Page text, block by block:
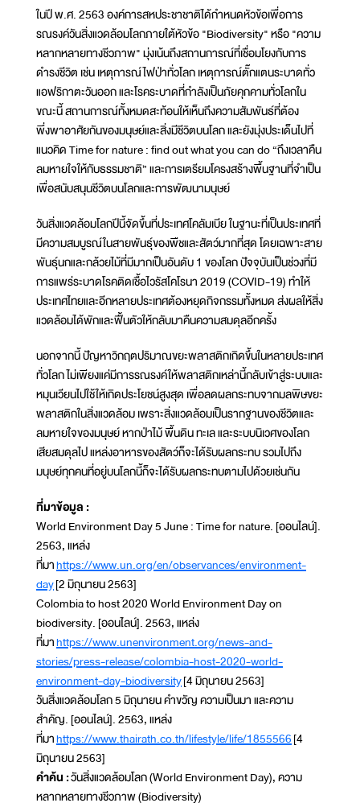
ในปี พ.ศ. 2563 องค์การสหประชาชาติได้กำหนดหัวข้อเพื่อการ
รณรงค์วันสิ่งแวดล้อมโลกภายใต้หัวข้อ "Biodiversity" หรือ "ความ
หลากหลายทางชีวภาพ" มุ่งเน้นถึงสถานการณ์ที่เชื่อมโยงกับการ
ดำรงชีวิต เช่น เหตุการณ์ไฟป่าทั่วโลก เหตุการณ์ตั๊กแตนระบาดทั่ว
แอฟริกาตะวันออก และโรคระบาดที่กำลังเป็นภัยคุกคามทั่วโลกใน
ขณะนี้ สถานการณ์ทั้งหมดสะท้อนให้เห็นถึงความสัมพันธ์ที่ต้อง
พึ่งพาอาศัยกันของมนุษย์และสิ่งมีชีวิตบนโลก และยังมุ่งประเด็นไปที่
แนวคิด Time for nature : find out what you can do “ถึงเวลาคืน
ลมหายใจให้กับธรรมชาติ” และการเตรียมโครงสร้างพื้นฐานที่จำเป็น
เพื่อสนับสนุนชีวิตบนโลกและการพัฒนามนุษย์
วันสิ่งแวดล้อมโลกปีนี้จัดขึ้นที่ประเทศโคลัมเบีย ในฐานะที่เป็นประเทศที่
มีความสมบูรณ์ในสายพันธุ์ของพืชและสัตว์มากที่สุด โดยเฉพาะสาย
พันธุ์นกและกล้วยไม้ที่มีมากเป็นอันดับ 1 ของโลก ปัจจุบันเป็นช่วงที่มี
การแพร่ระบาดโรคติดเชื้อไวรัสโคโรนา 2019 (COVID-19) ทำให้
ประเทศไทยและอีกหลายประเทศต้องหยุดกิจกรรมทั้งหมด ส่งผลให้สิ่ง
แวดล้อมได้พักและฟื้นตัวให้กลับมาคืนความสมดุลอีกครั้ง
นอกจากนี้ ปัญหาวิกฤตปริมาณขยะพลาสติกเกิดขึ้นในหลายประเทศ
ทั่วโลก ไม่เพียงแค่มีการรณรงค์ให้พลาสติกเหล่านี้กลับเข้าสู่ระบบและ
หมุนเวียนไปใช้ให้เกิดประโยชน์สูงสุด เพื่อลดผลกระทบจากมลพิษขยะ
พลาสติกในสิ่งแวดล้อม เพราะสิ่งแวดล้อมเป็นรากฐานของชีวิตและ
ลมหายใจของมนุษย์ หากป่าไม้ พื้นดิน ทะเล และระบบนิเวศของโลก
เสียสมดุลไป แหล่งอาหารของสัตว์ก็จะได้รับผลกระทบ รวมไปถึง
มนุษย์ทุกคนที่อยู่บนโลกนี้ก็จะได้รับผลกระทบตามไปด้วยเช่นกัน
ที่มาข้อมูล :
World Environment Day 5 June : Time for nature. [ออนไลน์].
2563, แหล่ง
ที่มาhttps://www.un.org/en/observances/environment-
day[2 มิถุนายน 2563]
Colombia to host 2020 World Environment Day on
biodiversity. [ออนไลน์]. 2563, แหล่ง
ที่มาhttps://www.unenvironment.org/news-and-
stories/press-release/colombia-host-2020-world-
environment-day-biodiversity[4 มิถุนายน 2563]
วันสิ่งแวดล้อมโลก 5 มิถุนายน คำขวัญ ความเป็นมา และความ
สำคัญ. [ออนไลน์]. 2563, แหล่ง
ที่มาhttps://www.thairath.co.th/lifestyle/life/1855566[4
มิถุนายน 2563]
คำค้น :วันสิ่งแวดล้อมโลก (World Environment Day), ความ
หลากหลายทางชีวภาพ (Biodiversity)